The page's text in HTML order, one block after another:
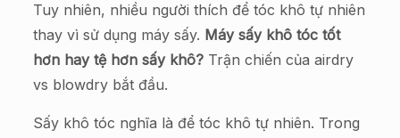
Tuy nhiên, nhiều người thích để tóc khô tự nhiên
thay vì sử dụng máy sấy. Máy sấy khô tóc tốt
hơn hay tệ hơn sấy khô? Trận chiến của airdry
vs blowdry bắt đầu.
Sấy khô tóc nghĩa là để tóc khô tự nhiên. Trong